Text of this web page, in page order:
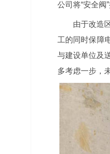
公司将“安全阀
由于改造
工的同时保障
与建设单位及
多考虑一步，